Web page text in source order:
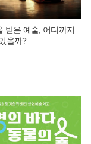
받은 예술, 어디까지
을까?